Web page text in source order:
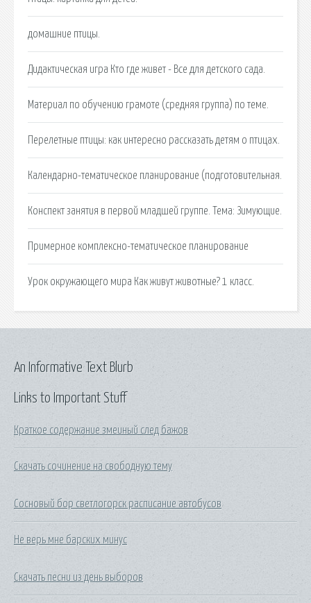
домашние птицы.
Дидактическая игра Кто где живет - Все для детского сада.
Материал по обучению грамоте (средняя группа) по теме.
Перелетные птицы: как интересно рассказать детям о птицах.
Календарно-тематическое планирование (подготовительная.
Конспект занятия в первой младшей группе. Тема: Зимующие.
Примерное комплексно-тематическое планирование
Урок окружающего мира Как живут животные? 1 класс.
Links to Important Stuff
Краткое содержание змеиный след бажов
Скачать сочинение на свободную тему
Сосновый бор светлогорск расписание автобусов
Не верь мне барских минус
Скачать песни из день выборов
An Informative Text Blurb